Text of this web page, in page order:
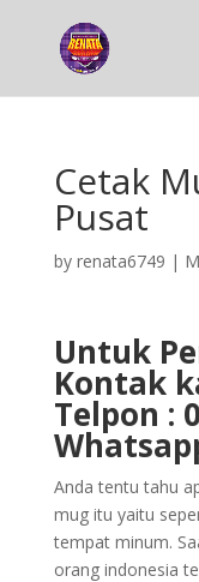
Cetak
Pusat
by renata6749 |
Untuk
Kontak
Telpon :
Anda tentu tahu
mug itu yaitu
tempat minum.
orang indonesia